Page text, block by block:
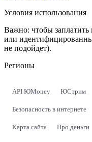
Условия использования
Важно: чтобы
или
не подойдет).
Регионы
API ЮMoney ЮСтрим
Безопасность в интернете
Карта сайта Про деньги